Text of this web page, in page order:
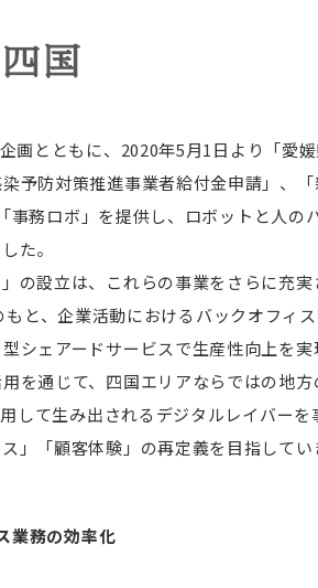
画とともに、2020年5月1日より「愛
予防対策推進事業者給付金申請」、
務ロボ」を提供し、ロボットと人の
た。
の設立は、これらの事業をさらに充
と、企業活動におけるバックオフィ
シェアードサービスで生産性向上を
を通じて、四国エリアならではの地
して生み出されるデジタルレイバー
」「顧客体験」の再定義を目指してい
業務の効率化